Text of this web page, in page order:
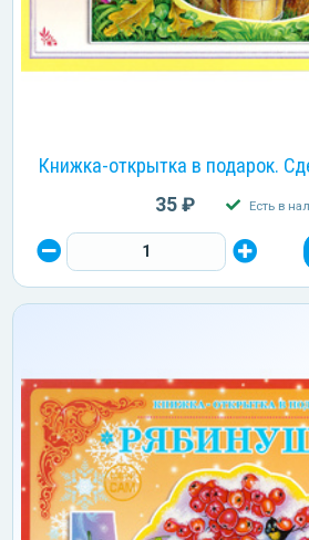
Книжка-открытка в подарок.
35 ₽ Есть в